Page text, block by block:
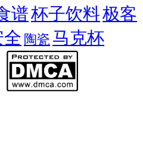
谱杯子饮料极客
全 陶瓷 马克杯